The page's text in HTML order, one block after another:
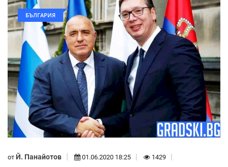
БЪЛГАРИЯ
от Й. Панайотов 01.06.2020 18:25 1429